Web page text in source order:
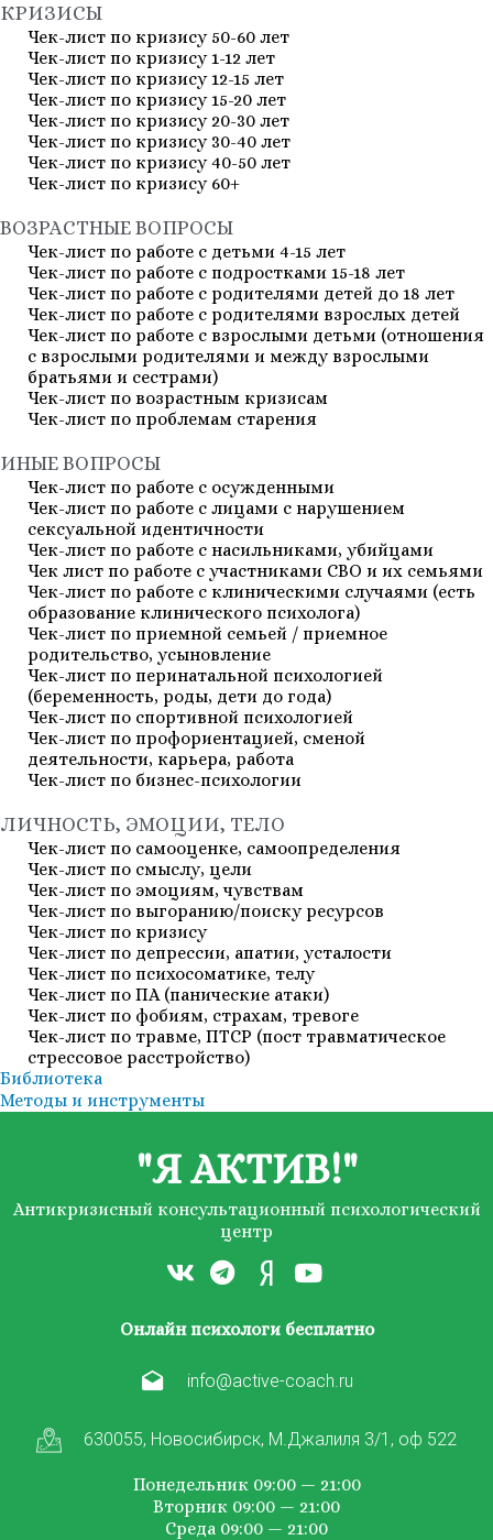
КРИЗИСЫ
Чек-лист по кризису 50-60 лет
Чек-лист по кризису 1-12 лет
Чек-лист по кризису 12-15 лет
Чек-лист по кризису 15-20 лет
Чек-лист по кризису 20-30 лет
Чек-лист по кризису 30-40 лет
Чек-лист по кризису 40-50 лет
Чек-лист по кризису 60+
ВОЗРАСТНЫЕ ВОПРОСЫ
Чек-лист по работе с детьми 4-15 лет
Чек-лист по работе с подростками 15-18 лет
Чек-лист по работе с родителями детей до 18 лет
Чек-лист по работе с родителями взрослых детей
Чек-лист по работе с взрослыми детьми (отношения
с взрослыми родителями и между взрослыми
братьями и сестрами)
Чек-лист по возрастным кризисам
Чек-лист по проблемам старения
ИНЫЕ ВОПРОСЫ
Чек-лист по работе с осужденными
Чек-лист по работе с лицами с нарушением
сексуальной идентичности
Чек-лист по работе с насильниками, убийцами
Чек лист по работе с участниками СВО и их семьями
Чек-лист по работе с клиническими случаями (есть
образование клинического психолога)
Чек-лист по приемной семьей / приемное
родительство, усыновление
Чек-лист по перинатальной психологией
(беременность, роды, дети до года)
Чек-лист по спортивной психологией
Чек-лист по профориентацией, сменой
деятельности, карьера, работа
Чек-лист по бизнес-психологии
ЛИЧНОСТЬ, ЭМОЦИИ, ТЕЛО
Чек-лист по самооценке, самоопределения
Чек-лист по смыслу, цели
Чек-лист по эмоциям, чувствам
Чек-лист по выгоранию/поиску ресурсов
Чек-лист по кризису
Чек-лист по депрессии, апатии, усталости
Чек-лист по психосоматике, телу
Чек-лист по ПА (панические атаки)
Чек-лист по фобиям, страхам, тревоге
Чек-лист по травме, ПТСР (пост травматическое
стрессовое расстройство)
Библиотека
Методы и инструменты
"Я АКТИВ!"
Антикризисный консультационный психологический
центр
Онлайн психологи бесплатно
info@active-coach.ru
630055, Новосибирск, М.Джалиля 3/1, оф 522
Понедельник 09:00 — 21:00
Вторник 09:00 — 21:00
Среда 09:00 — 21:00